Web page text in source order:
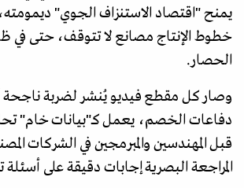
يمنح "اقتصاد الاستنزاف الجوي"
خطوط الإنتاج مصانع لا تتوقف، حتى في
الحصار.
وصار كل مقطع فيديو يُنشر لضربة ناجحة
دفاعات الخصم، يعمل كـ"بيانات خام"
قبل المهندسين والمبرمجين في الشركات
المراجعة البصرية إجابات دقيقة على